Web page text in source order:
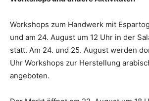
Workshops zum Handwerk mit
und am 24. August um 12 Uhr in der
statt. Am 24. und 25. August werden
Uhr Workshops zur Herstellung
angeboten.